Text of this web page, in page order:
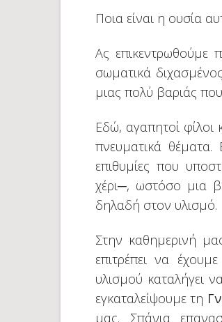
Ποια είναι η ουσία
Ας επικεντρωθούμε
σωματικά
μιας πολύ βαριάς
Εδώ, αγαπητοί φίλοι
πνευματικά θέματα.
επιθυμίες που
χέρι─, ωστόσο μια
δηλαδή στον υλισμό.
Στην καθημερινή
επιτρέπει να
υλισμού καταλήγει
εγκαταλείψουμε τη
μας. Σπάνια